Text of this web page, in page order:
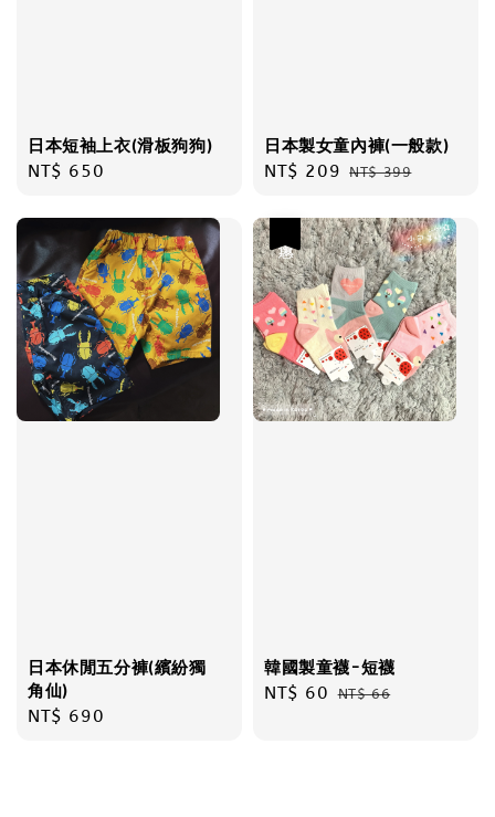
日本短袖上衣(滑板狗狗)
Regular
NT$ 650
日本製女童內褲(一般款)
Sale
NT$ 209 Regular
NT$ 399
日本休閒五分褲(繽紛獨
角仙)
Regular
NT$ 690
韓國製童襪-短襪
Sale
NT$ 60 Regular
NT$ 66